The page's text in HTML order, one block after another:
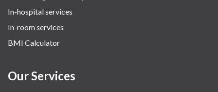
In-hospital services
In-room services
BMI Calculator
Our Services